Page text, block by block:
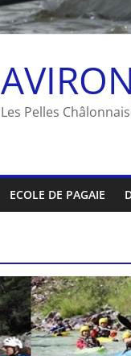
Les Pelles
ECOLE DE PAGAIE